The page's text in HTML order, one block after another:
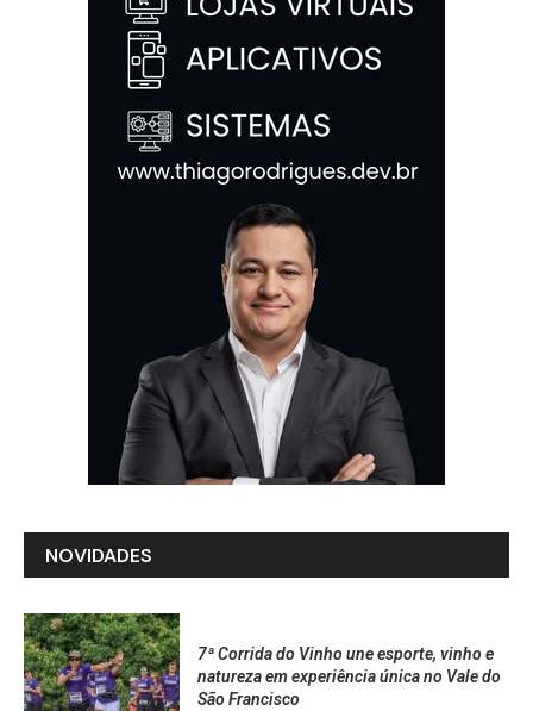
NOVIDADES
7ª Corrida do Vinho une esporte, vinho e
natureza em experiência única no Vale do
São Francisco